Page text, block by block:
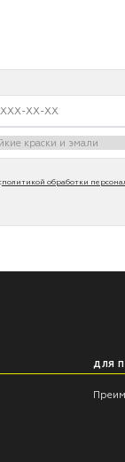
политикой обработки
ДЛЯ